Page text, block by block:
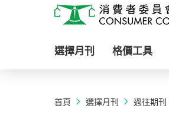
消費者委員會
選擇月刊 格價工具
首頁 選擇月刊 過往期刊